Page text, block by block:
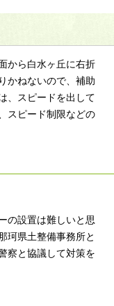
から白水ヶ丘に右折
かねないので、補助
、スピードを出して
スピード制限などの
の設置は難しいと思
珂県土整備事務所と
察と協議して対策を